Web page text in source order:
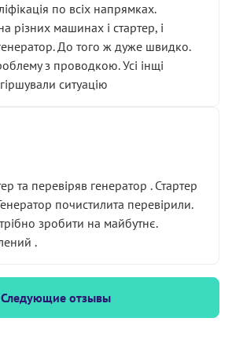
по всіх напрямках.
різних машинах і стартер, і
До того ж дуже швидко.
з проводкою. Усі інщі
ситуацію
та перевіряв генератор . Стартер
почистилита перевірили.
зробити на майбутнє.
.
Следующие отзывы